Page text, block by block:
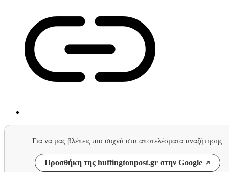
Για να μας βλέπεις πιο συχνά στα αποτελέσματα αναζήτησης
Προσθήκη της huffingtonpost.gr στην Google